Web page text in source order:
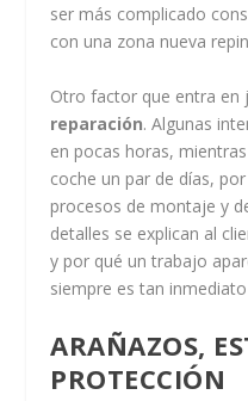
ser más complicado
con una zona nueva
Otro factor que entra en
reparación. Algunas
en pocas horas,
coche un par de días,
procesos de montaje y
detalles se explican al
y por qué un trabajo
siempre es tan
ARAÑAZOS,
PROTECCIÓN